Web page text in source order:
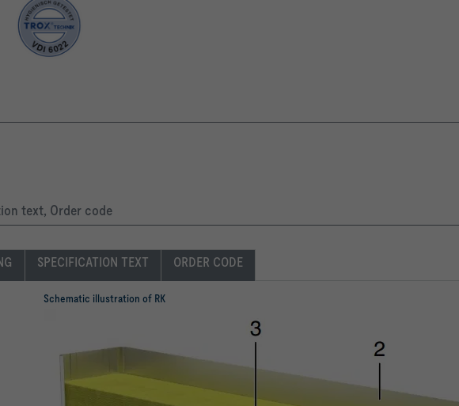
text, Order code
SPECIFICATION TEXT ORDER CODE
Schematic illustration of RK